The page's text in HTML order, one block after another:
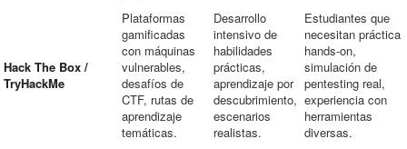
Hack The Box /
TryHackMe
Plataformas
gamificadas
con máquinas
vulnerables,
desafíos de
CTF, rutas de
aprendizaje
temáticas.
Desarrollo
intensivo de
habilidades
prácticas,
aprendizaje por
descubrimiento,
escenarios
realistas.
Estudiantes que
necesitan práctica
hands-on,
simulación de
pentesting real,
experiencia con
herramientas
diversas.